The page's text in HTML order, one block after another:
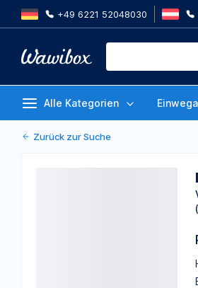
+49 6221 52048030
Alle Kategorien
Diamant,
Zurück zur Suche